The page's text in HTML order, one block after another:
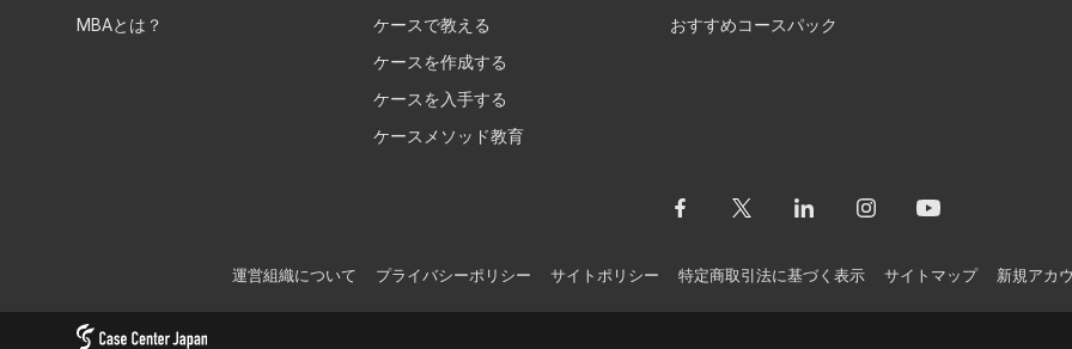
MBAとは？
ケースで教える
ケースを作成する
ケースを入手する
ケースメソッド教育
おすすめコースパック
運営組織について プライバシーポリシー サイトポリシー 特定商取引法に基づく表示 サイトマップ 新規アカ